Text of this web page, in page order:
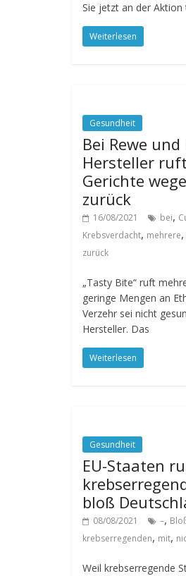
Sie jetzt an der Aktion
Weiterlesen
Gesundheit
Bei Rewe
Hersteller
Gerichte
zurück
16/08/2021 bei,
Krebsverdacht, mehrere,
zurück
„Tasty Bite“ ruft
geringe Mengen an
Verzehr sei nicht
Hersteller. Das
Weiterlesen
Gesundheit
EU-Staaten
bloß
08/08/2021 –,
krebserregenden, mit,
Weil krebserregende